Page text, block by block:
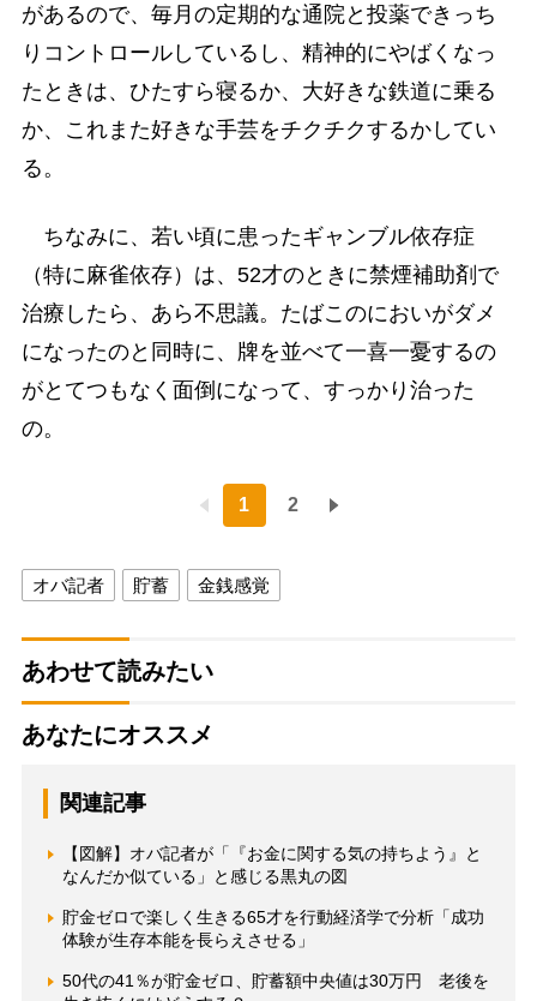
があるので、毎月の定期的な通院と投薬できっち
りコントロールしているし、精神的にやばくなっ
たときは、ひたすら寝るか、大好きな鉄道に乗る
か、これまた好きな手芸をチクチクするかしてい
る。
ちなみに、若い頃に患ったギャンブル依存症
（特に麻雀依存）は、52才のときに禁煙補助剤で
治療したら、あら不思議。たばこのにおいがダメ
になったのと同時に、牌を並べて一喜一憂するの
がとてつもなく面倒になって、すっかり治った
の。
1 2
オバ記者 貯蓄 金銭感覚
あわせて読みたい
あなたにオススメ
関連記事
【図解】オバ記者が「『お金に関する気の持ちよう』と
なんだか似ている」と感じる黒丸の図
貯金ゼロで楽しく生きる65才を行動経済学で分析「成功
体験が生存本能を長らえさせる」
50代の41％が貯金ゼロ、貯蓄額中央値は30万円 老後を